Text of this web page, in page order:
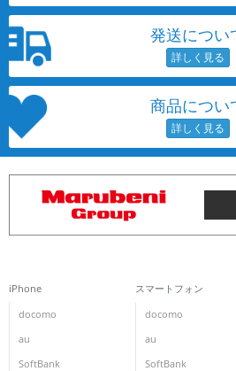
発送につい
商品につい
iPhone
docomo
au
SoftBank
スマートフォン
docomo
au
SoftBank